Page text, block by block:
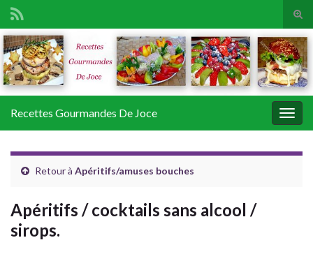
Search for:
Recettes Gourmandes De Joce
Retour à Apéritifs/amuses bouches
Apéritifs / cocktails sans alcool /
sirops.